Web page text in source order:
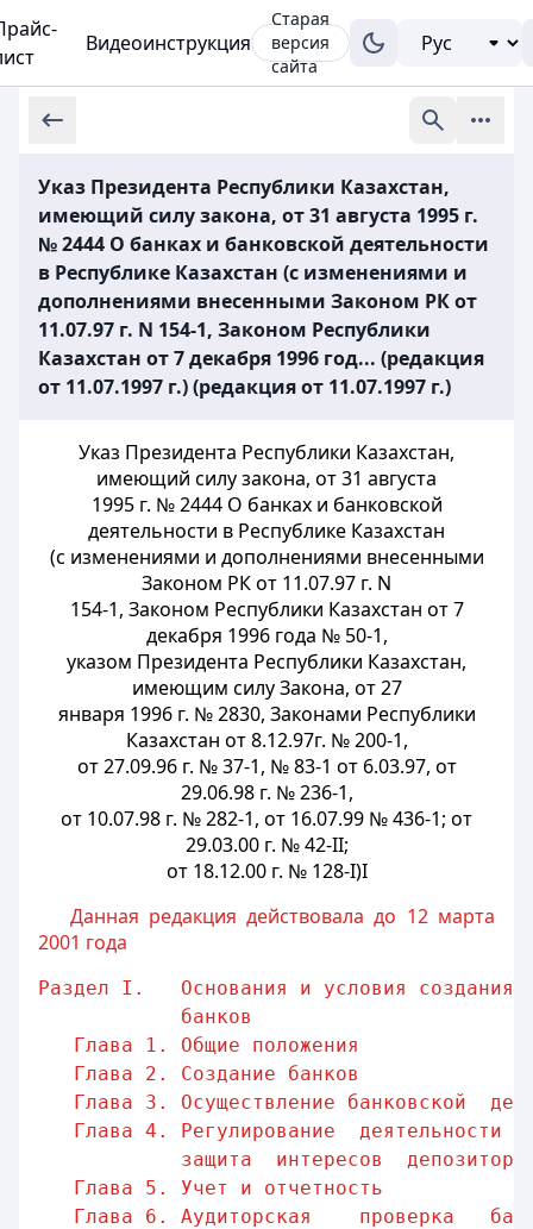
Видеоинструкция
Старая
версия
сайта
Указ Президента Республики Казахстан,
имеющий силу закона, от 31 августа 1995 г.
№ 2444 О банках и банковской деятельности
в Республике Казахстан (с изменениями и
дополнениями внесенными Законом РК от
11.07.97 г. N 154-1, Законом Республики
Казахстан от 7 декабря 1996 год... (редакция
от 11.07.1997 г.) (редакция от 11.07.1997 г.)
Указ Президента Республики Казахстан,
имеющий силу закона, от 31 августа
1995 г. № 2444 О банках и банковской
деятельности в Республике Казахстан
(с изменениями и дополнениями внесенными
Законом РК от 11.07.97 г. N
154-1, Законом Республики Казахстан от 7
декабря 1996 года № 50-1,
указом Президента Республики Казахстан,
имеющим силу Закона, от 27
января 1996 г. № 2830, Законами Республики
Казахстан от 8.12.97г. № 200-1,
от 27.09.96 г. № 37-1, № 83-1 от 6.03.97, от
29.06.98 г. № 236-1,
от 10.07.98 г. № 282-1, от 16.07.99 № 436-1; от
29.03.00 г. № 42-II;
от 18.12.00 г. № 128-I)I
Данная редакция действовала до 12 марта
2001 года
Раздел I.   Основания и условия
банков
Глава 1. Общие положения
Глава 2. Создание банков
Глава 3. Осуществление банковской
Глава 4. Регулирование  деятельности
защита  интересов
Глава 5. Учет и отчетность
Глава 6. Аудиторская    проверка